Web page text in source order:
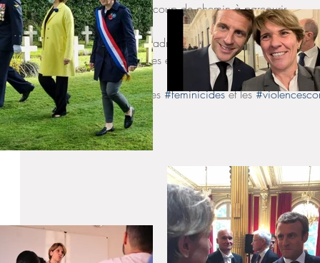
Mais il reste encore beaucoup de chemin à parcourir.
C’est pourquoi, dans le cadre de ce groupe de travail,
consultation afin que toutes et tous puissent contribuer.
Ensemble, luttons contre les #feminicides et les